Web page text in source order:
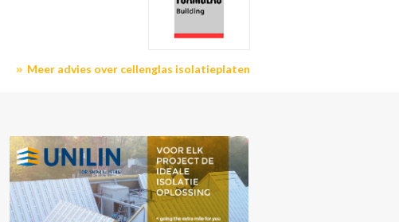
Meer advies over cellenglas isolatieplaten